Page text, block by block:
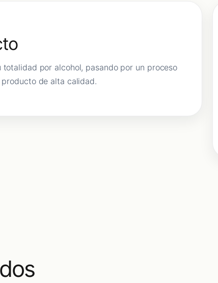
por alcohol, pasando por un proceso
de alta calidad.